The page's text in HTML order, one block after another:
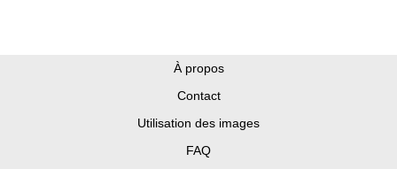
À propos
Contact
Utilisation des images
FAQ